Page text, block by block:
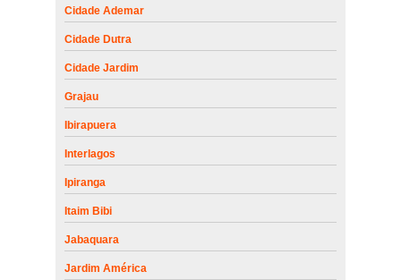
Cidade Ademar
Cidade Dutra
Cidade Jardim
Grajau
Ibirapuera
Interlagos
Ipiranga
Itaim Bibi
Jabaquara
Jardim América